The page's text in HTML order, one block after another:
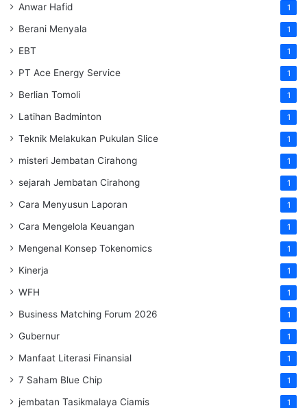
Anwar Hafid 1
Berani Menyala 1
EBT 1
PT Ace Energy Service 1
Berlian Tomoli 1
Latihan Badminton 1
Teknik Melakukan Pukulan Slice 1
misteri Jembatan Cirahong 1
sejarah Jembatan Cirahong 1
Cara Menyusun Laporan 1
Cara Mengelola Keuangan 1
Mengenal Konsep Tokenomics 1
Kinerja 1
WFH 1
Business Matching Forum 2026 1
Gubernur 1
Manfaat Literasi Finansial 1
7 Saham Blue Chip 1
jembatan Tasikmalaya Ciamis 1